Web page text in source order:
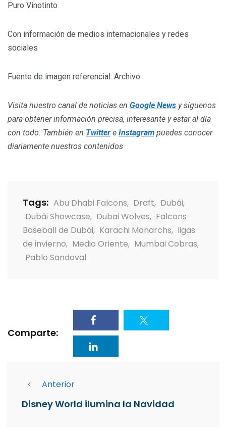
Puro Vinotinto
Con información de medios internacionales y redes
sociales
Fuente de imagen referencial: Archivo
Visita nuestro canal de noticias en Google News y síguenos
para obtener información precisa, interesante y estar al día
con todo. También en Twitter e Instagram puedes conocer
diariamente nuestros contenidos
Tags: Abu Dhabi Falcons, Draft, Dubái,
Dubái Showcase, Dubai Wolves, Falcons
Baseball de Dubái, Karachi Monarchs, ligas
de invierno, Medio Oriente, Mumbai Cobras,
Pablo Sandoval
Comparte:
Anterior
Disney World ilumina la Navidad